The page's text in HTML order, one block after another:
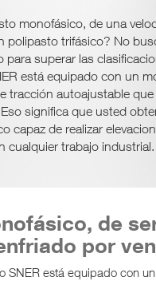
monofásico, de una
polipasto trifásico? No
para superar las
está equipado con un
tracción autoajustable
significa que usted
capaz de realizar
cualquier trabajo industrial.
de
por
SNER está equipado con